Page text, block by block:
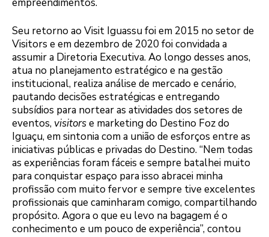
Seu retorno ao Visit Iguassu foi em 2015 no setor de
Visitors e em dezembro de 2020 foi convidada a
assumir a Diretoria Executiva. Ao longo desses anos,
atua no planejamento estratégico e na gestão
institucional, realiza análise de mercado e cenário,
pautando decisões estratégicas e entregando
subsídios para nortear as atividades dos setores de
eventos, visitorse marketing do Destino Foz do
Iguaçu, em sintonia com a união de esforços entre as
iniciativas públicas e privadas do Destino. “Nem todas
as experiências foram fáceis e sempre batalhei muito
para conquistar espaço para isso abracei minha
profissão com muito fervor e sempre tive excelentes
profissionais que caminharam comigo, compartilhando
propósito. Agora o que eu levo na bagagem é o
conhecimento e um pouco de experiência”, contou